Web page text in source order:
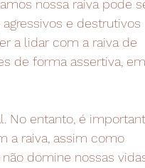
nossa raiva pode
e destrutivos
a lidar com a raiva de
de forma assertiva, em
No entanto, é
a raiva, assim como
domine nossas